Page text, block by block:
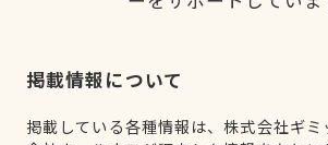
掲載情報について
掲載している各種情報は、株式会社ギ